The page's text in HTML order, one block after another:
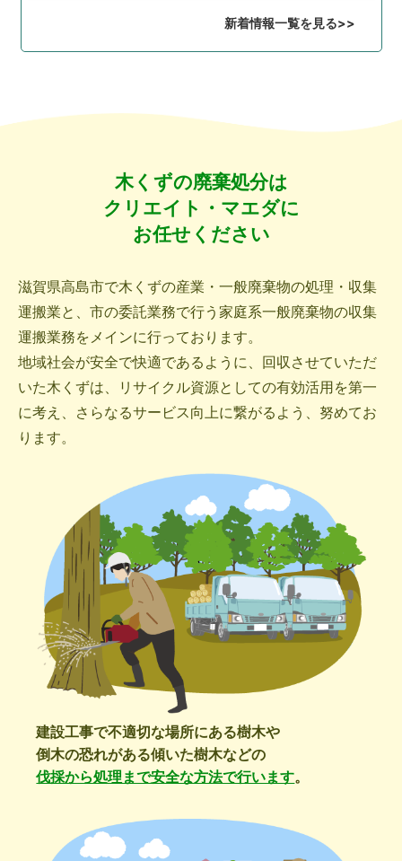
新着情報一覧を見る
木くずの廃棄処分は
クリエイト・マエダに
お任せください
滋賀県高島市で木くずの産業・一般廃棄物の処理・収集
運搬業と、 市の委託業務で行う家庭系一般廃棄物の収集
運搬業務をメインに行っております。
地域社会が安全で快適であるように、回収させていただ
いた木くずは、
リサイクル資源としての有効活用を第一
に考え、 さらなるサービス向上に繋がるよう、努めてお
ります。
建設工事で不適切な場所にある樹木や
倒木の恐れがある傾いた樹木などの
伐採から処理まで安全な方法で行います。